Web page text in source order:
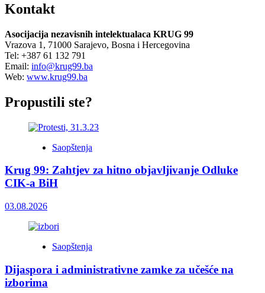
Kontakt
Asocijacija nezavisnih intelektualaca KRUG 99
Vrazova 1, 71000 Sarajevo, Bosna i Hercegovina
Tel: +387 61 132 791
Email: info@krug99.ba
Web: www.krug99.ba
Propustili ste?
Saopštenja
Krug 99: Zahtjev za hitno objavljivanje Odluke
CIK-a BiH
03.08.2026
Saopštenja
Dijaspora i administrativne zamke za učešće na
izborima